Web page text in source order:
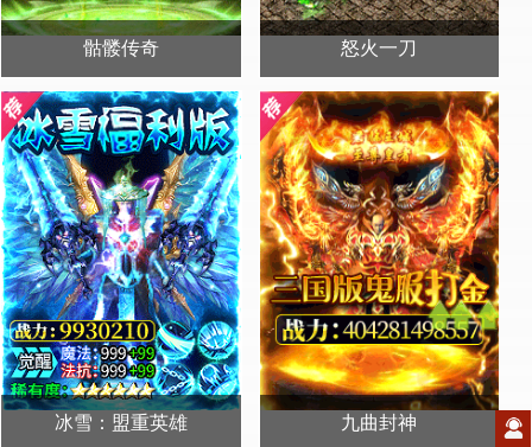
骷髅传奇
送500首冲 开始游戏
怒火一刀
送1000首冲 开始游戏
冰雪：盟重英雄 九曲封神